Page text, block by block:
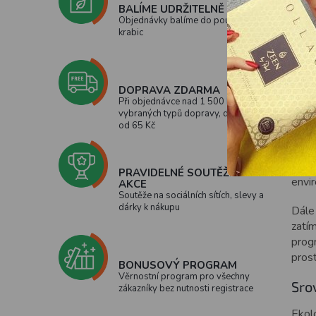
BALÍME UDRŽITELNĚ
Objednávky balíme do použitých
krabic
DOPRAVA ZDARMA
Při objednávce nad 1 500 Kč u
vybraných typů dopravy, doprava
od 65 Kč
PRAVIDELNÉ SOUTĚŽE A
AKCE
Soutěže na sociálních sítích, slevy a
dárky k nákupu
BONUSOVÝ PROGRAM
Věrnostní program pro všechny
zákazníky bez nutnosti registrace
Jak
Při
jsou